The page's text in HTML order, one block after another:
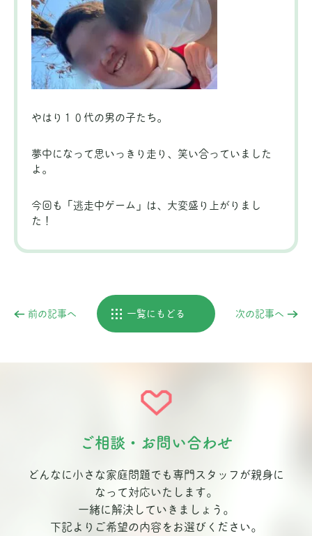
やはり１０代の男の子たち。
夢中になって思いっきり走り、笑い合っていました
よ。
今回も「逃走中ゲーム」は、大変盛り上がりまし
た！
前の記事へ 一覧にもどる 次の記事へ
ご相談・お問い合わせ
どんなに小さな家庭問題でも専門スタッフが親身に
なって対応いたします。
一緒に解決していきましょう。
下記よりご希望の内容をお選びください。